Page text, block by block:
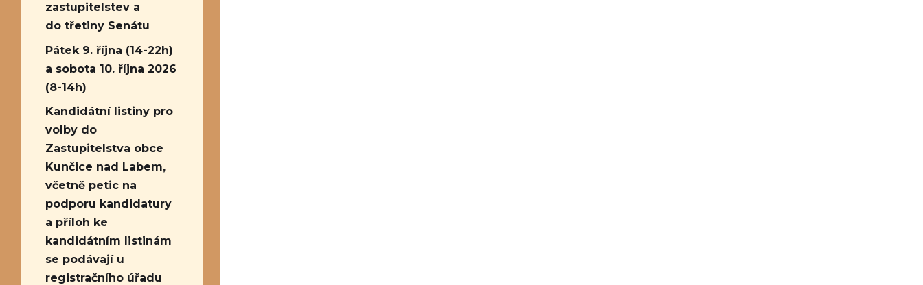
zastupitelstev a
do třetiny Senátu
Pátek 9. října (14-22h)
a sobota 10. října 2026
(8-14h)
Kandidátní listiny pro
volby do
Zastupitelstva obce
Kunčice nad Labem,
včetně petic na
podporu kandidatury
a příloh ke
kandidátním listinám
se podávají u
registračního úřadu